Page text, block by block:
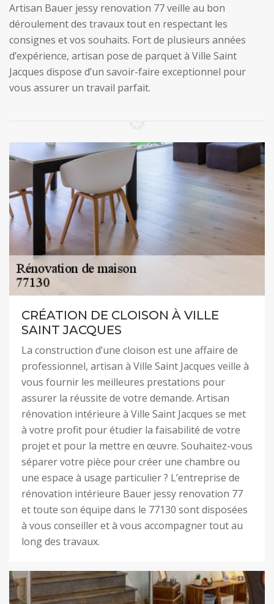
Artisan Bauer jessy renovation 77 veille au bon
déroulement des travaux tout en respectant les
consignes et vos souhaits. Fort de plusieurs années
d’expérience, artisan pose de parquet à Ville Saint
Jacques dispose d’un savoir-faire exceptionnel pour
vous assurer un travail parfait.
CRÉATION DE CLOISON À VILLE
SAINT JACQUES
La construction d’une cloison est une affaire de
professionnel, artisan à Ville Saint Jacques veille à
vous fournir les meilleures prestations pour
assurer la réussite de votre demande. Artisan
rénovation intérieure à Ville Saint Jacques se met
à votre profit pour étudier la faisabilité de votre
projet et pour la mettre en œuvre. Souhaitez-vous
séparer votre pièce pour créer une chambre ou
une espace à usage particulier ? L’entreprise de
rénovation intérieure Bauer jessy renovation 77
et toute son équipe dans le 77130 sont disposées
à vous conseiller et à vous accompagner tout au
long des travaux.